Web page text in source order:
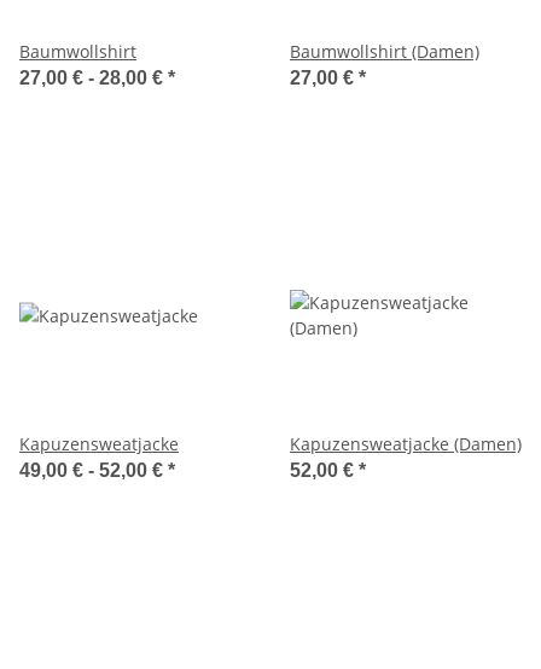
Baumwollshirt
27,00 € - 28,00 € *
Baumwollshirt (Damen)
27,00 € *
Kapuzensweatjacke
49,00 € - 52,00 € *
Kapuzensweatjacke (Damen)
52,00 € *